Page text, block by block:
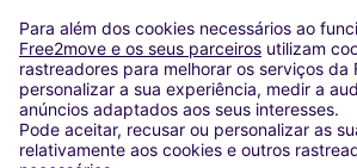
Washington DC
Milan
Rome
Turin
Vienna
Berlin
Cologne